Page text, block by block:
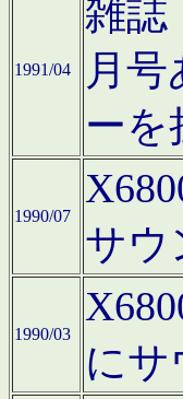
1991/04
雑誌
月
ーを
1990/07
サウ
1990/03
にサ